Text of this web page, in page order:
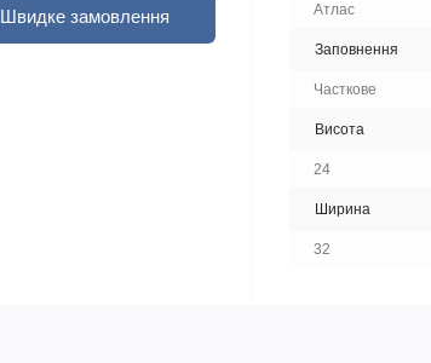
Швидке замовлення Атлас
Заповнення
Часткове
Висота
24
Ширина
32